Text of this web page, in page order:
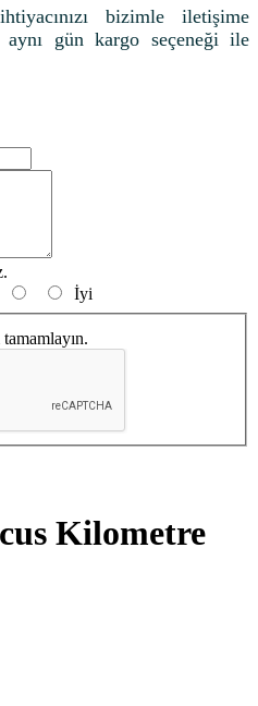
bizimle iletişime
gün kargo seçeneği ile
İyi
Kilometre